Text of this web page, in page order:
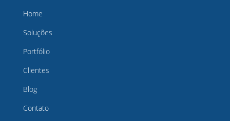
Home
Soluções
Portfólio
Clientes
Blog
Contato